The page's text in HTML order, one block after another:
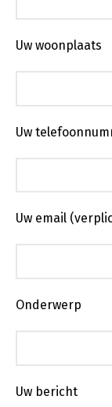
Uw woonplaats
Uw
Uw email
Onderwerp
Uw bericht